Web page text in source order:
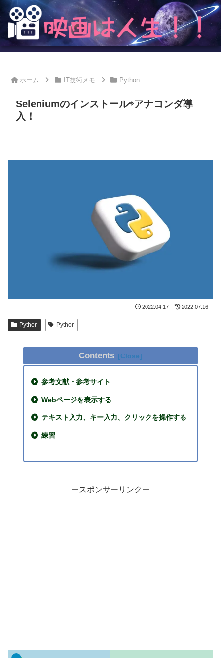
ホーム IT技術メモ Python
Seleniumのインストール⇨アナコンダ導
入！
2022.04.17 2022.07.16
Python Python
Contents
参考文献・参考サイト
Webページを表示する
テキスト入力、キー入力、クリックを操作する
練習
ースポンサーリンクー